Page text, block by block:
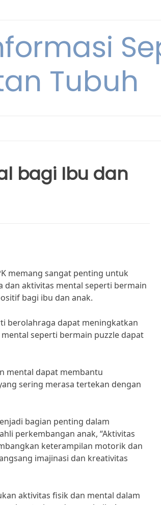
Tubuh
bagi Ibu dan
memang sangat penting untuk
dan aktivitas mental seperti bermain
bagi ibu dan anak.
berolahraga dapat meningkatkan
seperti bermain puzzle dapat
mental dapat membantu
sering merasa tertekan dengan
bagian penting dalam
perkembangan anak, “Aktivitas
keterampilan motorik dan
imajinasi dan kreativitas
aktivitas fisik dan mental dalam